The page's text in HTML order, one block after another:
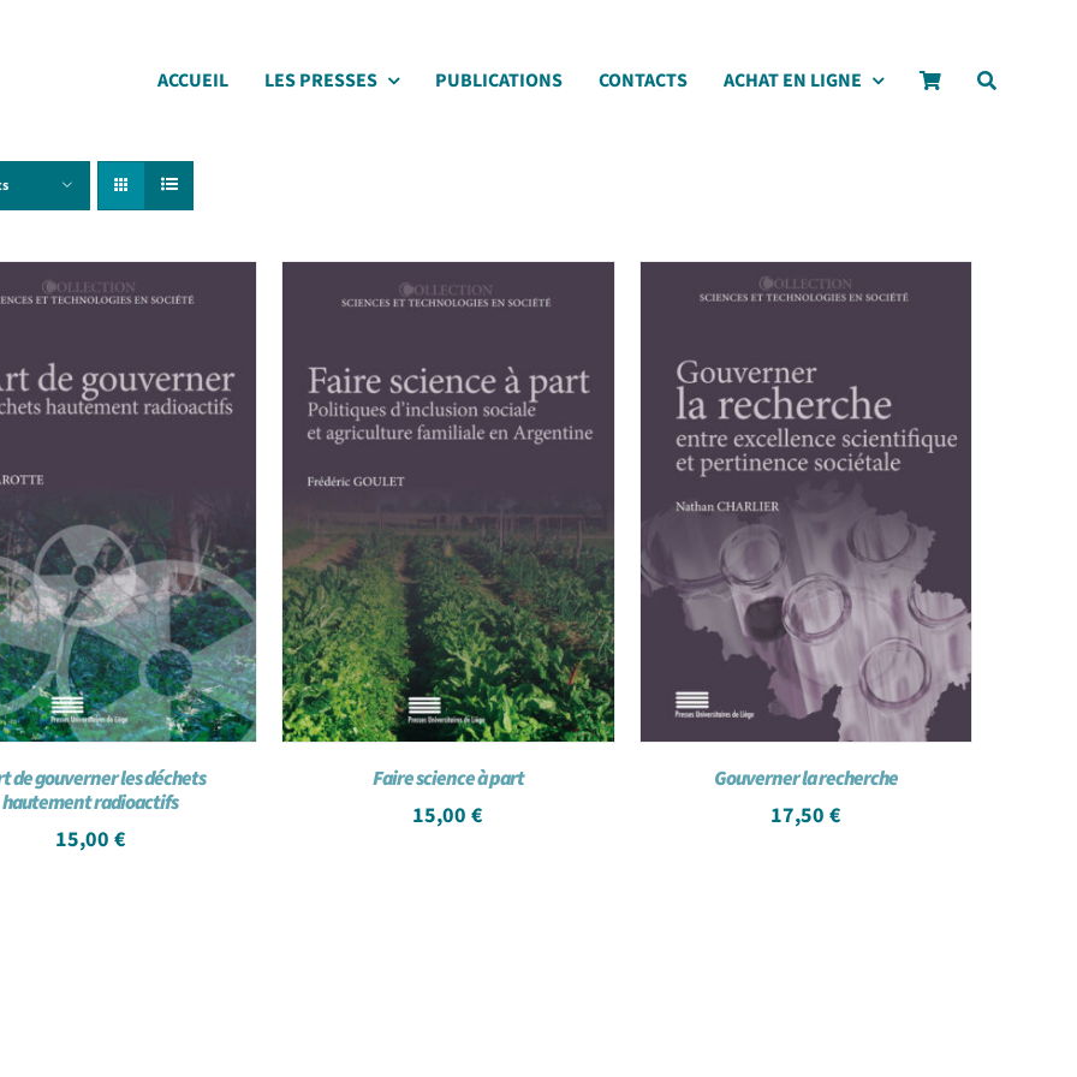
ACCUEIL LES PRESSES PUBLICATIONS CONTACTS ACHAT EN LIGNE
de gouverner les déchets
hautement radioactifs
15,00 €
Faire science à part
15,00€
Gouverner la recherche
17,50 €